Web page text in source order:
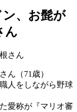
、お髭が
ん
（71歳）
人をしながら野球
愛称が『マリオ審